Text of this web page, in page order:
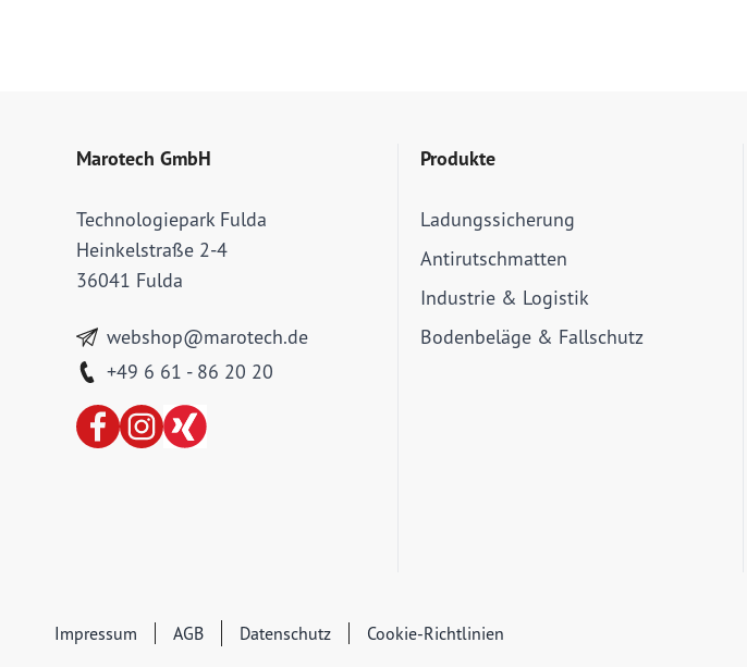
Marotech GmbH
Technologiepark Fulda
Heinkelstraße 2-4
36041 Fulda
webshop@marotech.de
+49 6 61 - 86 20 20
Produkte
Ladungssicherung
Antirutschmatten
Industrie & Logistik
Bodenbeläge & Fallschutz
Impressum AGB Datenschutz Cookie-Richtlinien